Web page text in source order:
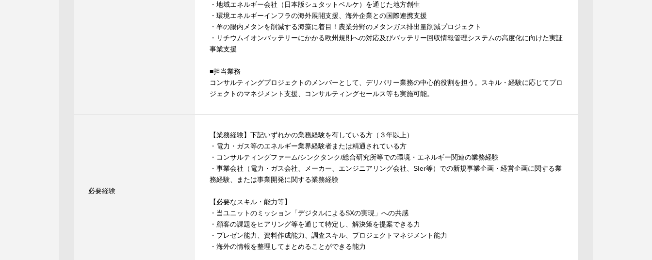
・地域エネルギー会社（日本版シュタットベルケ）を通じた地方創生
・環境エネルギーインフラの海外展開支援、海外企業との国際連携支援
・羊の腸内メタンを削減する海藻に着目！農業分野のメタンガス排出量削減プロジェクト
・リチウムイオンバッテリーにかかる欧州規則への対応及びバッテリー回収情報管理システムの高度化に向けた実証
事業支援
■担当業務
コンサルティングプロジェクトのメンバーとして、デリバリー業務の中心的役割を担う。スキル・経験に応じてプロ
ジェクトのマネジメント支援、コンサルティングセールス等も実施可能。
必要経験
【業務経験】下記いずれかの業務経験を有している方（３年以上）
・電力・ガス等のエネルギー業界経験者または精通されている方
・コンサルティングファーム/シンクタンク/総合研究所等での環境・エネルギー関連の業務経験
・事業会社（電力・ガス会社、メーカー、エンジニアリング会社、SIer等）での新規事業企画・経営企画に関する業
務経験、または事業開発に関する業務経験
【必要なスキル・能力等】
・当ユニットのミッション「デジタルによるSXの実現」への共感
・顧客の課題をヒアリング等を通じて特定し、解決策を提案できる力
・プレゼン能力、資料作成能力、調査スキル、プロジェクトマネジメント能力
・海外の情報を整理してまとめることができる能力